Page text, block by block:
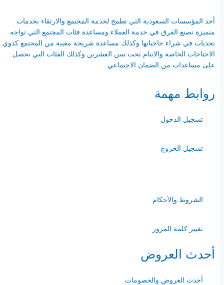
أحد المؤسسات السعودية التي تطمح لخدمة المجتمع والارتقاء بخدمات
متميزة تصنع الفرق في خدمة العملاء ومساعدة فئات المجتمع التي تواجه
تحديات في شراء حاجياتها وكذلك مساعدة شريحة معينة من المجتمع كذوي
الاحتاجات الخاصة والايتام تحت سن العشرين وكذلك الفئات التي تحصل
على مساعدات من الضمان الاجتماعي.
روابط مهمة
تسجيل الدخول
تسجيل الخروج
الشروط والأحكام
تغيير كلمة المرور
أحدث العروض
أحدث العروض والخصومات